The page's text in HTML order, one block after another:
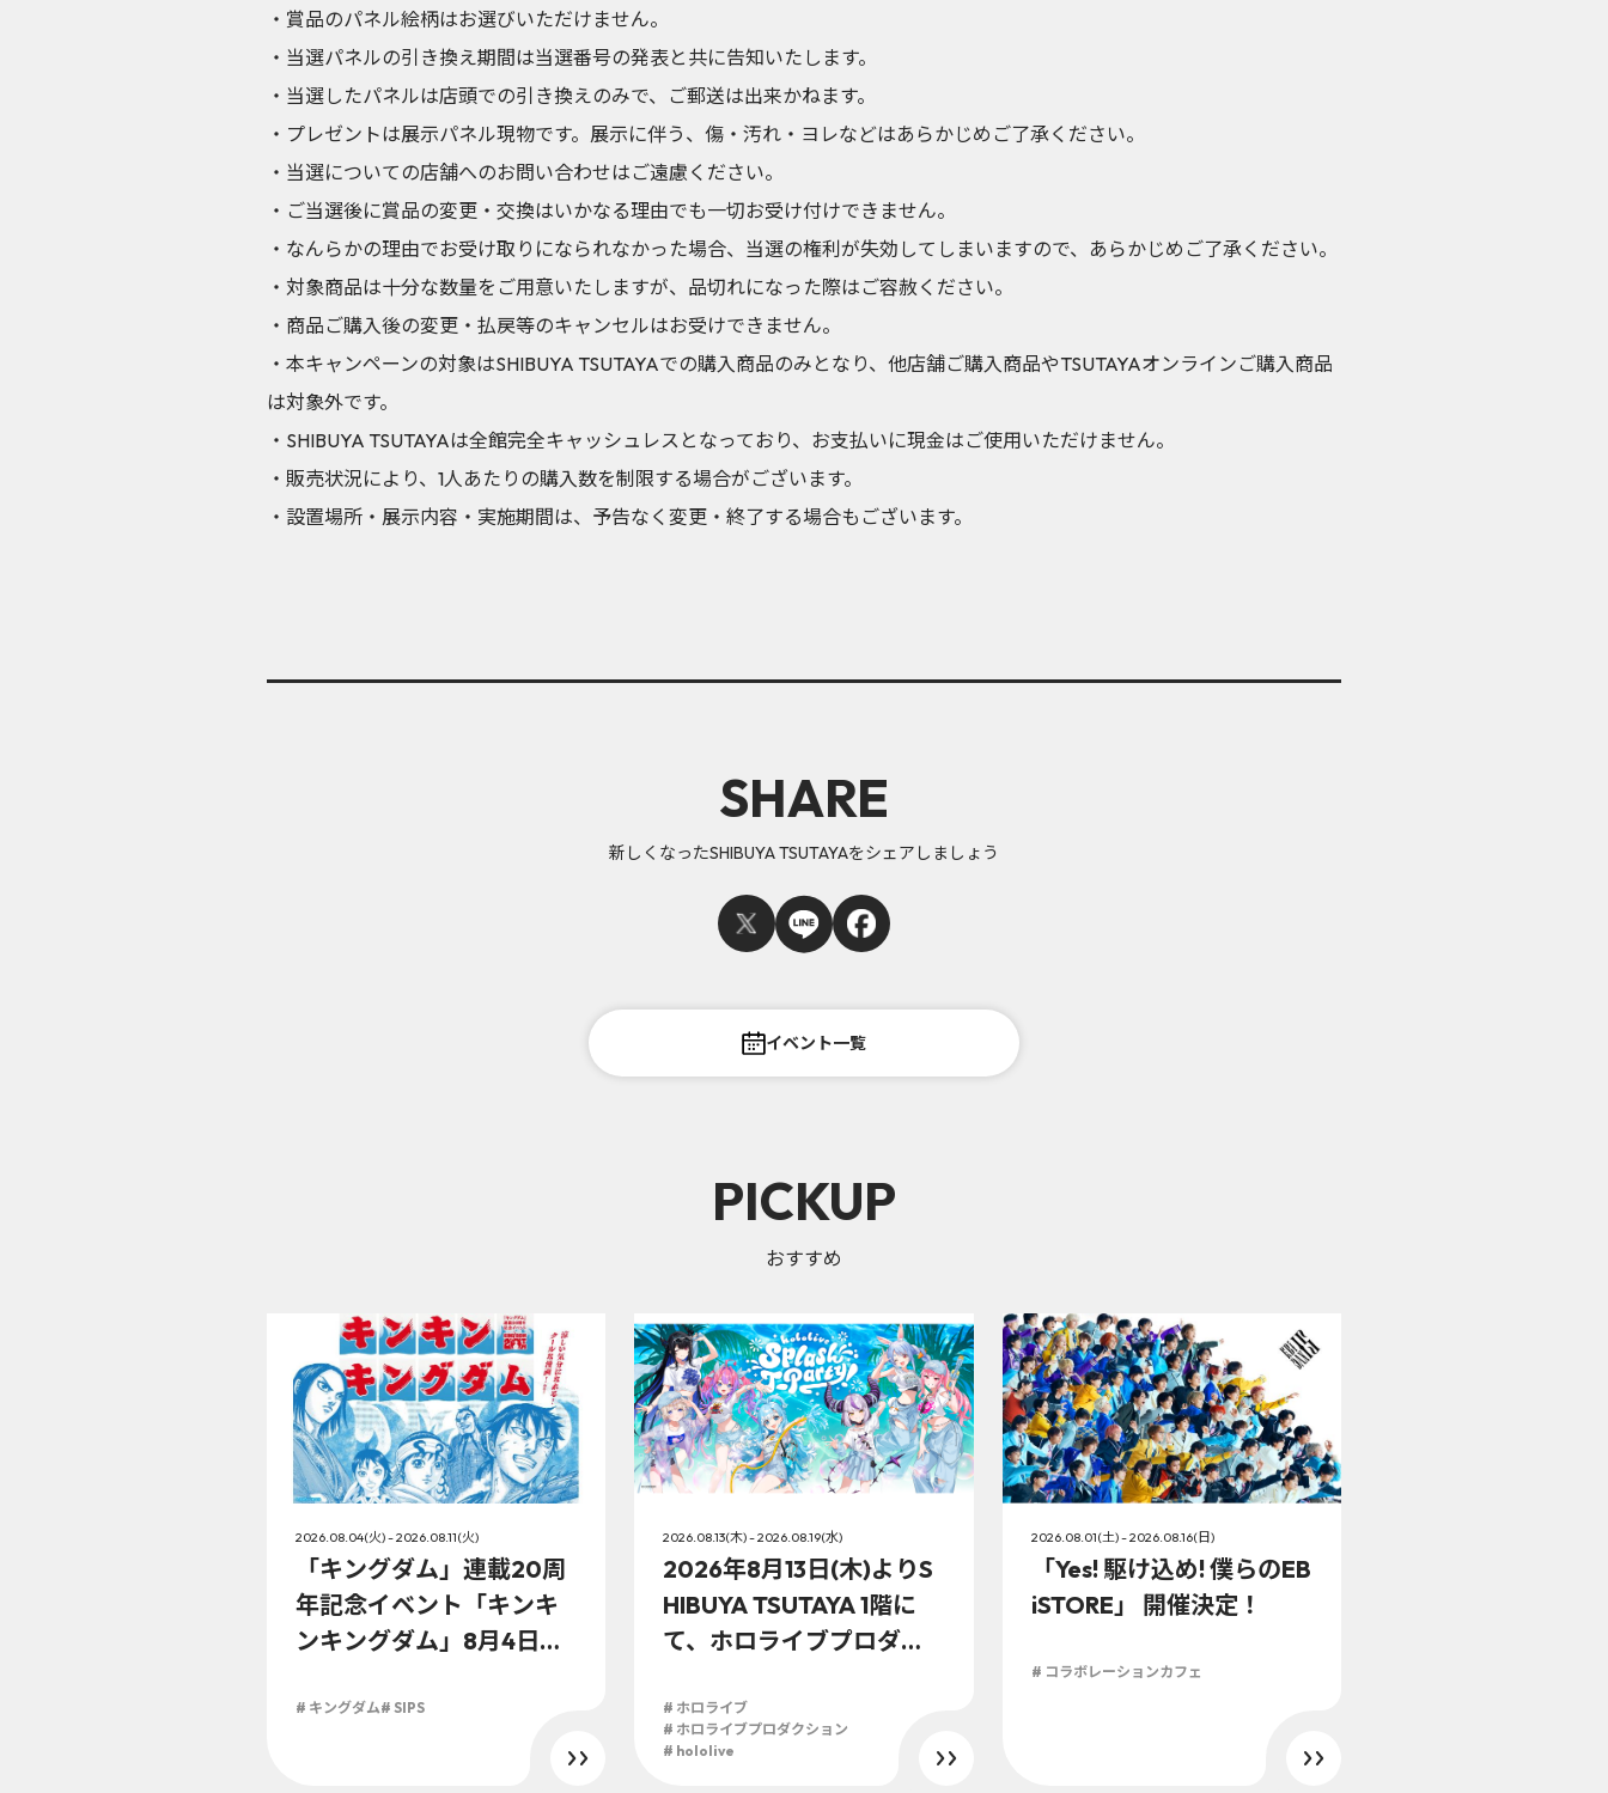
・賞品のパネル絵柄はお選びいただけません。
・当選パネルの引き換え期間は当選番号の発表と共に告知いたします。
・当選したパネルは店頭での引き換えのみで、ご郵送は出来かねます。
・プレゼントは展示パネル現物です。展示に伴う、傷・汚れ・ヨレなどはあらかじめご了承ください。
・当選についての店舗へのお問い合わせはご遠慮ください。
・ご当選後に賞品の変更・交換はいかなる理由でも一切お受け付けできません。
・なんらかの理由でお受け取りになられなかった場合、当選の権利が失効してしまいますので、あらかじめご了承ください。
・対象商品は十分な数量をご用意いたしますが、品切れになった際はご容赦ください。
・商品ご購入後の変更・払戻等のキャンセルはお受けできません。
・本キャンペーンの対象はSHIBUYA TSUTAYAでの購入商品のみとなり、他店舗ご購入商品やTSUTAYAオンラインご購入商品
は対象外です。
・SHIBUYA TSUTAYAは全館完全キャッシュレスとなっており、お支払いに現金はご使用いただけません。
・販売状況により、1人あたりの購入数を制限する場合がございます。
・設置場所・展示内容・実施期間は、予告なく変更・終了する場合もございます。
SHARE
新しくなったSHIBUYA TSUTAYAをシェアしましょう
イベント一覧
PICKUP
おすすめ
2026.08.04(火) - 2026.08.11(火)
「キングダム」連載20周
年記念イベント「キンキ
ンキングダム」8月4日
# キングダム# SIPS
2026.08.13(木) - 2026.08.19(水)
2026年8月13日(木)よりS
HIBUYA TSUTAYA 1階に
て、ホロライブプロダク
ャツ展示イベントを開
催！
# ホロライブ
# ホロライブプロダクション
# hololive
2026.08.01(土) - 2026.08.16(日)
「Yes! 駆け込め! 僕らのEB
iSTORE」 開催決定！
# コラボレーションカフェ